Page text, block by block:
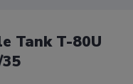
Tank T-80U